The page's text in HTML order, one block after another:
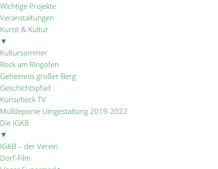
Wichtige Projekte
Veranstaltungen
Kunst & Kultur
▼
Kultursommer
Rock am Ringofen
Geheimnis großer Berg
Geschichtspfad
Künsebeck TV
Mülldeponie Umgestaltung 2019-2022
Die IGKB
▼
IGKB – der Verein
Dorf-Film